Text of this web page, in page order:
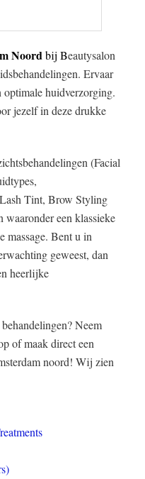
Noordbij Beautysalon
Ervaar
optimale huidverzorging.
jezelf in deze drukke
(Facial
Tint, Brow Styling
waaronder een klassieke
massage. Bent u in
geweest, dan
heerlijke
Neem
of maak direct een
noord! Wij zien